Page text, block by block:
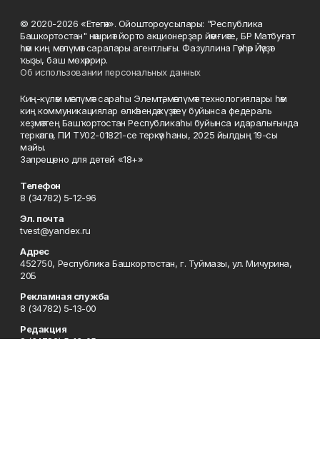
© 2020-2026 «Етегән». Ойоштороусылары: "Республика
Башкортостан" нәшриәт йорто акционерҙар йәмғиәте, БР Матбуғат
һәм киң мәғлүмәт саралары агентлығы. Фазуллина Гәүһәр Йәүҙәт
ҡыҙы, баш мөхәррир.
Об использовании персональных данных
Киң-күләм мәғлүмәт сараһы Элемтә, мәғлүмәт технологиялары һәм
киң коммуникациялар өлкәһендә күҙәтеү буйынса федераль
хеҙмәттең Башҡортостан Республикаһы буйынса идаралығында
теркәлгән, ПИ ТУ02-01821-се теркәү һаны, 2025 йылдың 19-сы
майы.
Запрещено для детей «18+»
Телефон
8 (34782) 5-12-96
Эл. почта
tvest@yandex.ru
Адрес
452750, Республика Башкортостан, г. Туймазы, ул. Мичурина,
20Б
Рекламная служба
8 (34782) 5-13-00
Редакция
8 (34782) 5-13-05